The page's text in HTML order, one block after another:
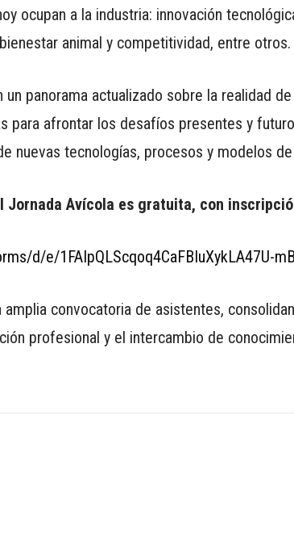
ocupan a la industria: innovación
animal y competitividad, entre otros.
panorama actualizado sobre la realidad
para afrontar los desafíos presentes y
nuevas tecnologías, procesos y modelos
Jornada Avícola es gratuita, con
d/e/1FAIpQLScqoq4CaFBIuXykLA47U-
amplia convocatoria de asistentes,
profesional y el intercambio de